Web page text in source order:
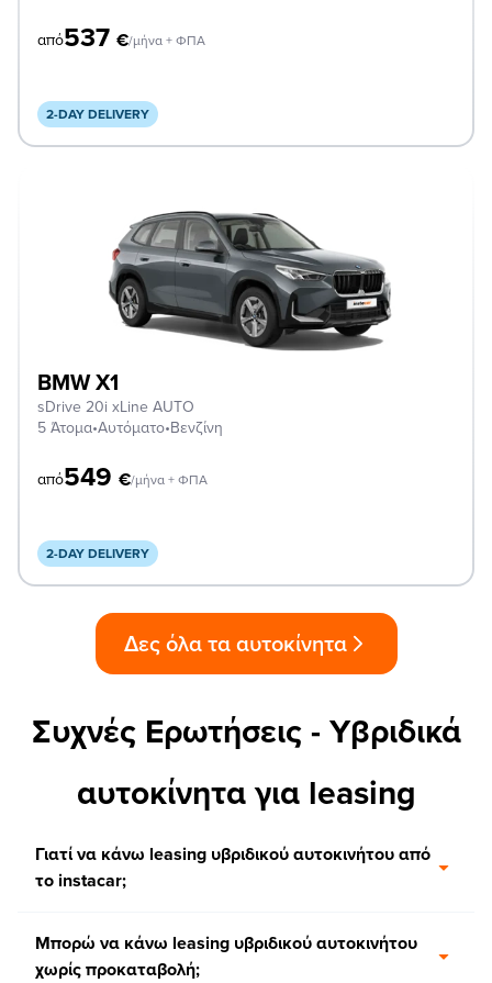
από537 €/μήνα + ΦΠΑ
2-DAY DELIVERY
BMW X1
sDrive 20i xLine AUTO
5 Άτομα•Αυτόματο•Βενζίνη
από549 €/μήνα + ΦΠΑ
2-DAY DELIVERY
Δες όλα τα αυτοκίνητα
Συχνές Ερωτήσεις - Υβριδικά
αυτοκίνητα για leasing
Γιατί να κάνω leasing υβριδικού αυτοκινήτου από
το instacar;
Μπορώ να κάνω leasing υβριδικού αυτοκινήτου
χωρίς προκαταβολή;